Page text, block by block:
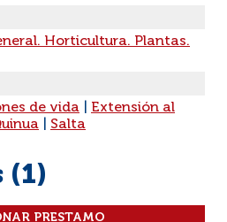
Horticultura. Plantas.
de vida
Extensión al
Salta
(1)